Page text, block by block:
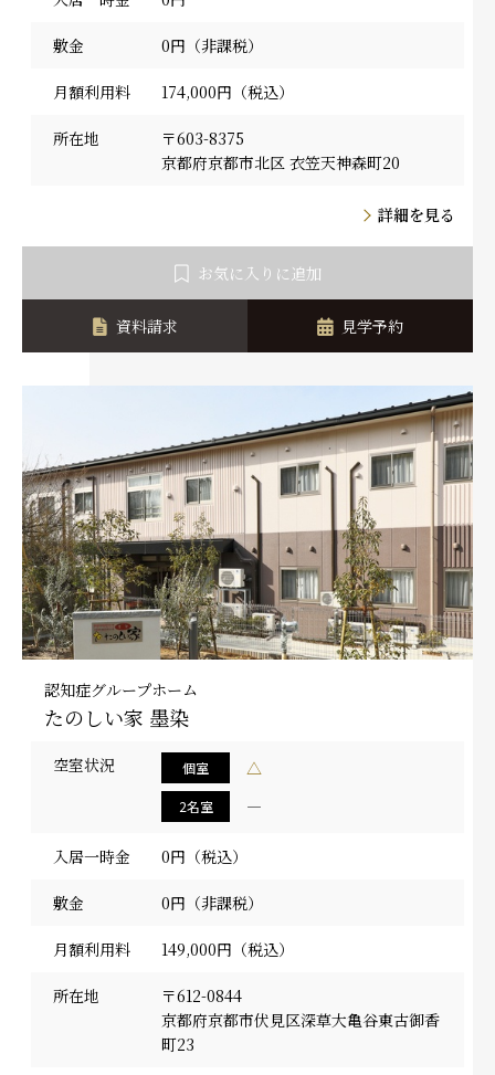
敷金 0円（非課税）
月額利用料 174,000円（税込）
所在地
〒603-8375
京都府京都市北区 衣笠天神森町20
詳細を見る
お気に入りに追加
資料請求 見学予約
認知症グループホーム
たのしい家 墨染
空室状況 個室 △
2名室 ―
入居一時金 0円（税込）
敷金 0円（非課税）
月額利用料 149,000円（税込）
所在地
〒612-0844
京都府京都市伏見区深草大亀谷東古御香
町23